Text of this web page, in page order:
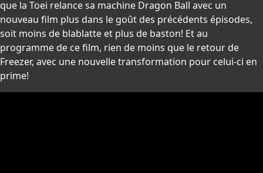
que la Toei relance sa machine Dragon Ball avec un
nouveau film plus dans le goût des précédents épisodes,
soit moins de blablatte et plus de baston! Et au
programme de ce film, rien de moins que le retour de
Freezer, avec une nouvelle transformation pour celui-ci en
prime!